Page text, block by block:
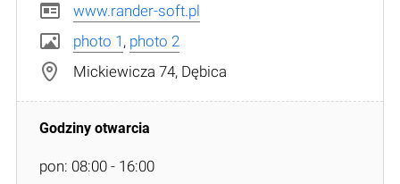
www.rander-soft.pl
photo 1 , photo 2
Mickiewicza 74, Dębica
pon: 08:00 - 16:00